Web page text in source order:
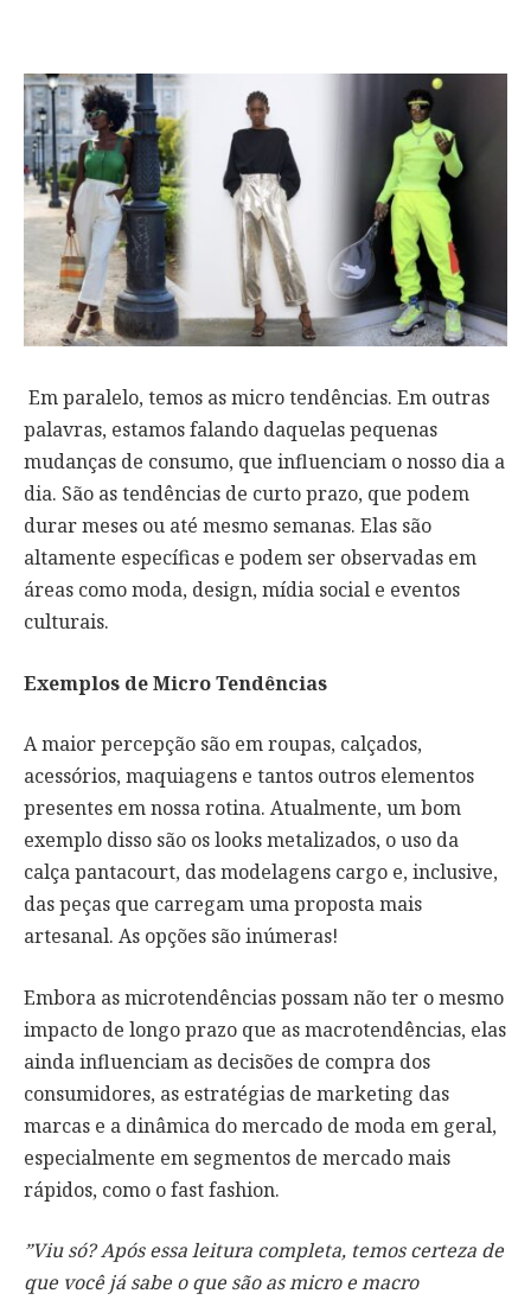
Em paralelo, temos as micro tendências. Em outras
palavras, estamos falando daquelas pequenas
mudanças de consumo, que influenciam o nosso dia a
dia. São as tendências de curto prazo, que podem
durar meses ou até mesmo semanas. Elas são
altamente específicas e podem ser observadas em
áreas como moda, design, mídia social e eventos
culturais.
Exemplos deMicroTendências
A maior percepção são em roupas, calçados,
acessórios, maquiagens e tantos outros elementos
presentes em nossa rotina. Atualmente, um bom
exemplo disso são os looks metalizados, o uso da
calça pantacourt, das modelagens cargo e, inclusive,
das peças que carregam uma proposta mais
artesanal. As opções são inúmeras!
Embora as microtendências possam não ter o mesmo
impacto de longo prazo que as macrotendências, elas
ainda influenciam as decisões de compra dos
consumidores, as estratégias de marketing das
marcas e a dinâmica do mercado de moda em geral,
especialmente em segmentos de mercado mais
rápidos, como o fast fashion.
”Viu só? Após essa leitura completa, temos certeza de
que você já sabe o que são as micro e macro